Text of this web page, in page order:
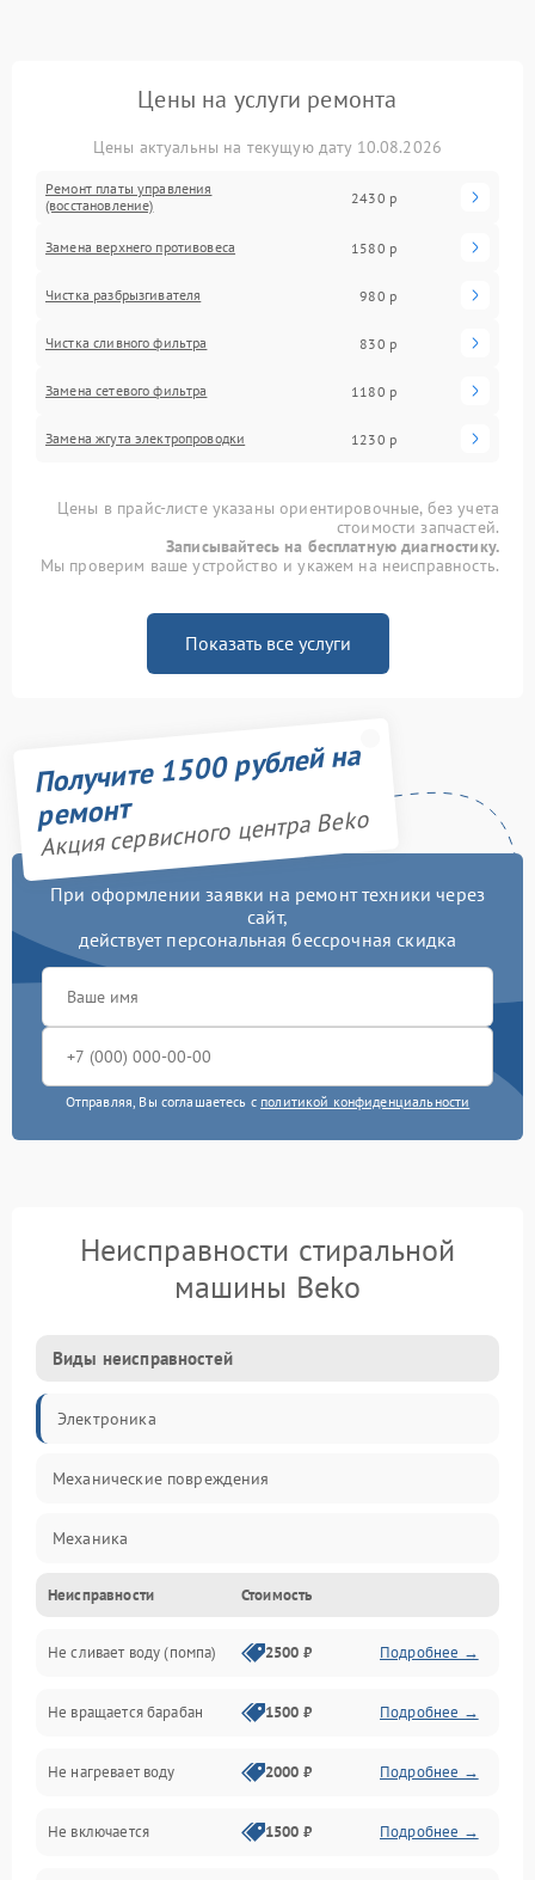
Цены на услуги ремонта
Цены актуальны на текущую дату 10.08.2026
Ремонт платы управления
(восстановление)
2430 р
Замена верхнего противовеса 1580 р
Чистка разбрызгивателя 980 р
Чистка сливного фильтра 830 р
Замена сетевого фильтра 1180 р
Замена жгута электропроводки 1230 р
Цены в прайс-листе указаны ориентировочные, без учета
стоимости запчастей.
Записывайтесь на бесплатную диагностику.
Мы проверим ваше устройство и укажем на неисправность.
Показать все услуги
Получите 1500 рублей на
ремонт
Акция сервисного центра Beko
При оформлении заявки на ремонт техники через
сайт,
действует персональная бессрочная скидка
Отправляя, Вы соглашаетесь с политикой конфиденциальности
Неисправности стиральной
машины Beko
Виды неисправностей
Электроника
Механические повреждения
Механика
Электропитание
Водоснабжение
Слив
Программное обеспечение
Неисправности Стоимость
Не сливает воду (помпа) 2500 ₽ Подробнее →
Не вращается барабан 1500 ₽ Подробнее →
Не нагревает воду 2000 ₽ Подробнее →
Не включается 1500 ₽ Подробнее →